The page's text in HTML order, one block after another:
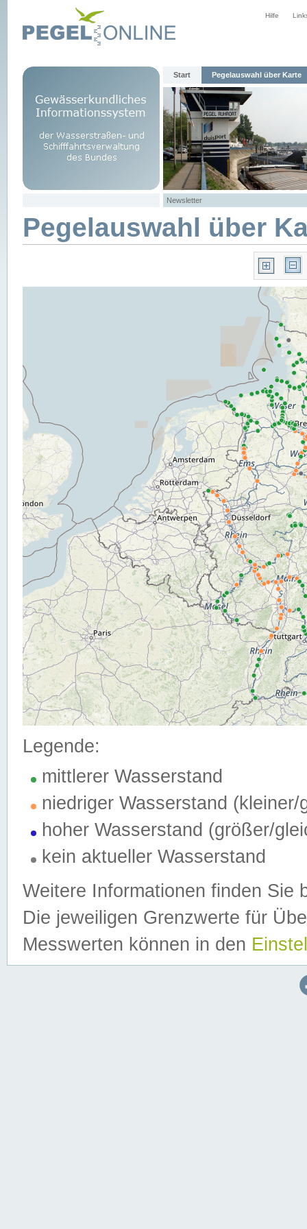
Hilfe
Start Pegelauswahl über Karte
Newsletter
Pegelauswahl über
Legende:
mittlerer Wasserstand
niedriger Wasserstand (kleiner/
hoher Wasserstand (größer/
kein aktueller Wasserstand
Weitere Informationen finden Sie
Die jeweiligen Grenzwerte für
Messwerten können in den